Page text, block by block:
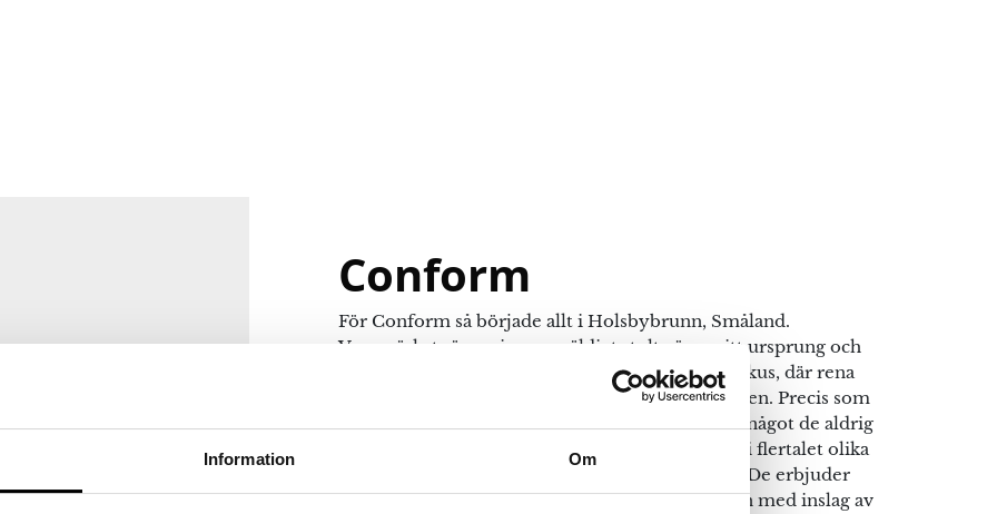
Information Om
webbläsare till nästa gång jag skriver en kommentar.
Conform
För Conform så började allt i Holsbybrunn, Småland.
Varumärket säger sig vara väldigt stolta över sitt ursprung och
ställer alltid skandinavisk design och kvalitet i fokus, där rena
linjer och komfort är essentiellt för formgivningen. Precis som
varumärkets namn visar så är komfort och form något de aldrig
kompromissar med. Conform tillverkar fåtöljer i flertalet olika
varianter med ren design och oslagbar komfort. De erbjuder
funktionsfåtöljer klädda i tyg, läder eller fårskinn med inslag av